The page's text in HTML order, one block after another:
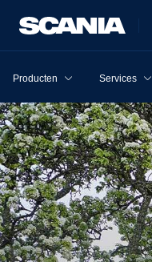
Producten Services